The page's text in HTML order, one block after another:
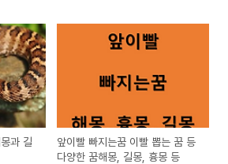
앞이빨 빠지는꿈 이빨 뽑는 꿈 등
다양한 꿈해몽, 길몽, 흉몽 등